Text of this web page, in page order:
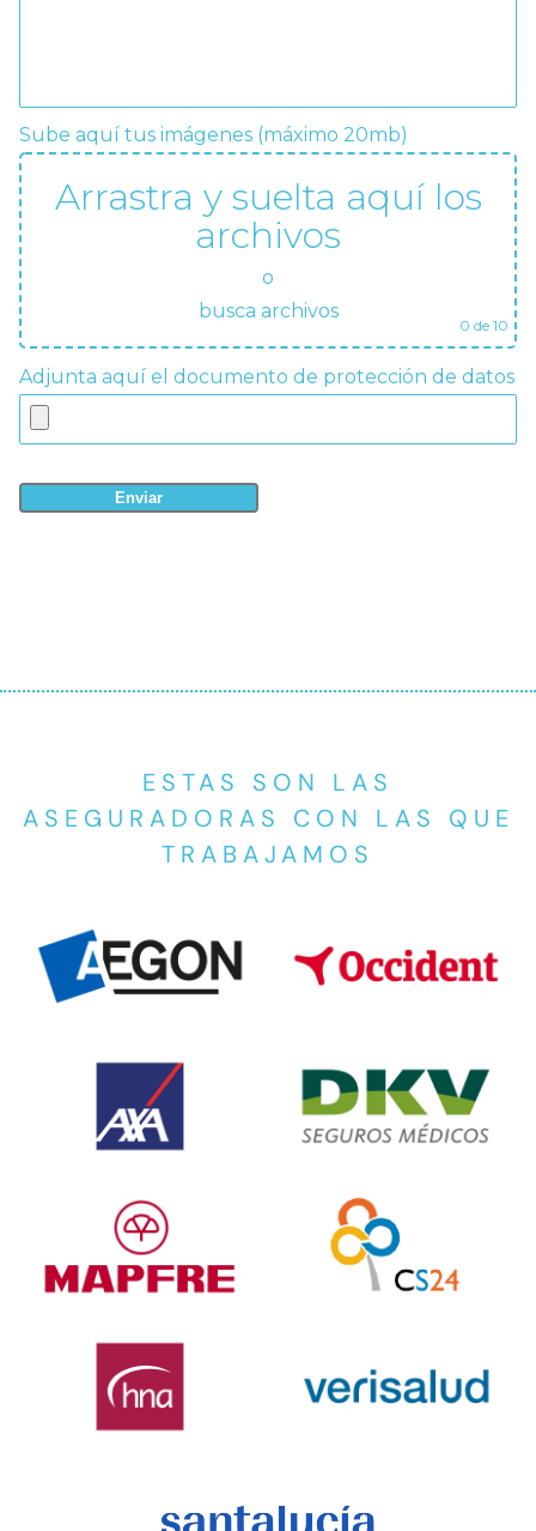
Sube aquí tus imágenes (máximo 20mb)
Arrastra y suelta aquí los
archivos
o
busca archivos
0 de 10
Adjunta aquí el documento de protección de datos
ESTAS SON LAS
ASEGURADORAS CON LAS QUE
TRABAJAMOS